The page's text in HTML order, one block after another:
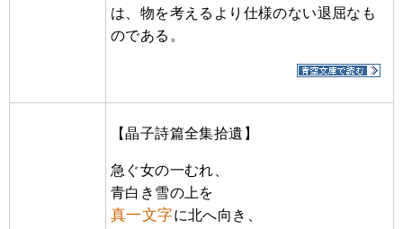
は、物を考えるより仕様のない退屈なも
のである。
【晶子詩篇全集拾遺】
急ぐ女の一むれ、
青白き雪の上を
真一文字に北へ向き、